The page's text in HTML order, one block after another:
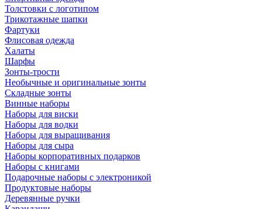
Толстовки с логотипом
Трикотажные шапки
Фартуки
Флисовая одежда
Халаты
Шарфы
Зонты-трости
Необычные и оригинальные зонты
Складные зонты
Винные наборы
Наборы для виски
Наборы для водки
Наборы для выращивания
Наборы для сыра
Наборы корпоративных подарков
Наборы с книгами
Подарочные наборы с электроникой
Продуктовые наборы
Деревянные ручки